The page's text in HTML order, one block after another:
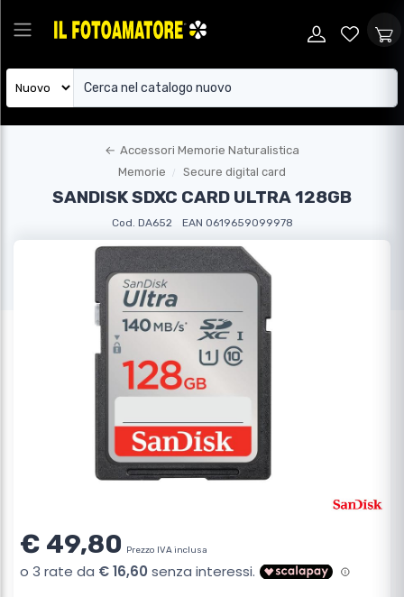
← Accessori Memorie Naturalistica
Memorie
Secure digital card
SANDISK SDXC CARD ULTRA 128GB
Cod. DA652 EAN 0619659099978
€ 49,80 Prezzo IVA inclusa